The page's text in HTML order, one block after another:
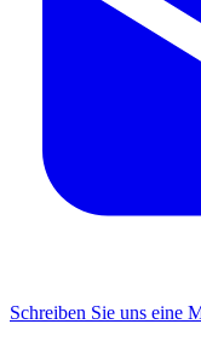
Schreiben Sie uns eine